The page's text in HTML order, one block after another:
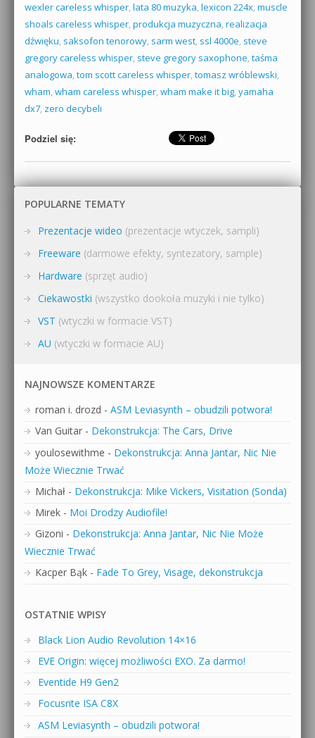
wexler careless whisper, lata 80 muzyka, lexicon 224x, muscle
shoals careless whisper, produkcja muzyczna, realizacja
dźwięku, saksofon tenorowy, sarm west, ssl 4000e, steve
gregory careless whisper, steve gregory saxophone, taśma
analogowa, tom scott careless whisper, tomasz wróblewski,
wham, wham careless whisper, wham make it big, yamaha
dx7, zero decybeli
Podziel się:
POPULARNE TEMATY
Prezentacje wideo (prezentacje wtyczek, sampli)
Freeware (darmowe efekty, syntezatory, sample)
Hardware (sprzęt audio)
Ciekawostki (wszystko dookoła muzyki i nie tylko)
VST (wtyczki w formacie VST)
AU (wtyczki w formacie AU)
NAJNOWSZE KOMENTARZE
roman i. drozd - ASM Leviasynth – obudzili potwora!
Van Guitar - Dekonstrukcja: The Cars, Drive
youlosewithme - Dekonstrukcja: Anna Jantar, Nic Nie
Może Wiecznie Trwać
Michał - Dekonstrukcja: Mike Vickers, Visitation (Sonda)
Mirek - Moi Drodzy Audiofile!
Gizoni - Dekonstrukcja: Anna Jantar, Nic Nie Może
Wiecznie Trwać
Kacper Bąk - Fade To Grey, Visage, dekonstrukcja
OSTATNIE WPISY
Black Lion Audio Revolution 14×16
EVE Origin: więcej możliwości EXO. Za darmo!
Eventide H9 Gen2
Focusrite ISA C8X
ASM Leviasynth – obudzili potwora!